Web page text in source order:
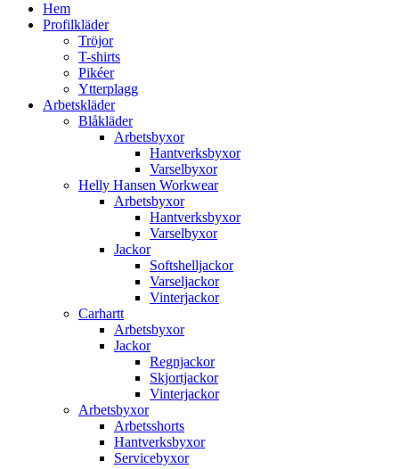
Hem
Profilkläder
Tröjor
T-shirts
Pikéer
Ytterplagg
Arbetskläder
Blåkläder
Arbetsbyxor
Hantverksbyxor
Varselbyxor
Helly Hansen Workwear
Arbetsbyxor
Hantverksbyxor
Varselbyxor
Jackor
Softshelljackor
Varseljackor
Vinterjackor
Carhartt
Arbetsbyxor
Jackor
Regnjackor
Skjortjackor
Vinterjackor
Arbetsbyxor
Arbetsshorts
Hantverksbyxor
Servicebyxor